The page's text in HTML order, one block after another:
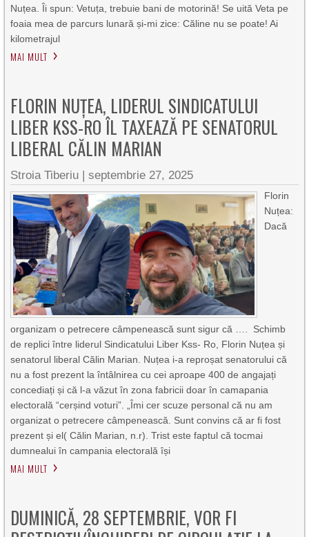
Nuțea. Îi spun: Vetuța, trebuie bani de motorină! Se uită Veta pe
foaia mea de parcurs lunară și-mi zice: Căline nu se poate! Ai
kilometrajul
MAI MULT
FLORIN NUȚEA, LIDERUL SINDICATULUI
LIBER KSS-RO ÎL TAXEAZĂ PE SENATORUL
LIBERAL CĂLIN MARIAN
Stroia Tiberiu |septembrie 27, 2025
Florin
Nuțea:
Dacă
organizam o petrecere câmpenească sunt sigur că …. Schimb
de replici între liderul Sindicatului Liber Kss- Ro, Florin Nuțea și
senatorul liberal Călin Marian. Nuțea i-a reproșat senatorului că
nu a fost prezent la întâlnirea cu cei aproape 400 de angajați
concediați și că l-a văzut în zona fabricii doar în camapania
electorală “cerșind voturi”. „Îmi cer scuze personal că nu am
organizat o petrecere câmpenească. Sunt convins că ar fi fost
prezent și el( Călin Marian, n.r). Trist este faptul că tocmai
dumnealui în campania electorală își
MAI MULT
DUMINICĂ, 28 SEPTEMBRIE, VOR FI